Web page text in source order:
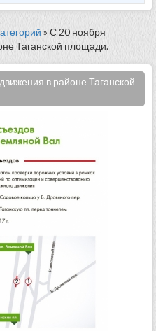
» С 20 ноября
Таганской площади.
в районе Таганской